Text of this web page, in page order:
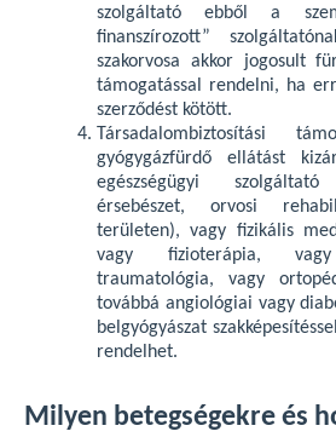
szolgáltató ebből a
finanszírozott”
szakorvosa akkor jogosult
támogatással rendelni, ha
szerződést kötött.
Társadalombiztosítási
gyógygázfürdő ellátást
egészségügyi
érsebészet, orvosi
területen), vagy fizikális
vagy fizioterápia,
traumatológia, vagy
továbbá angiológiai vagy
belgyógyászat
rendelhet.
Milyen betegségekre és